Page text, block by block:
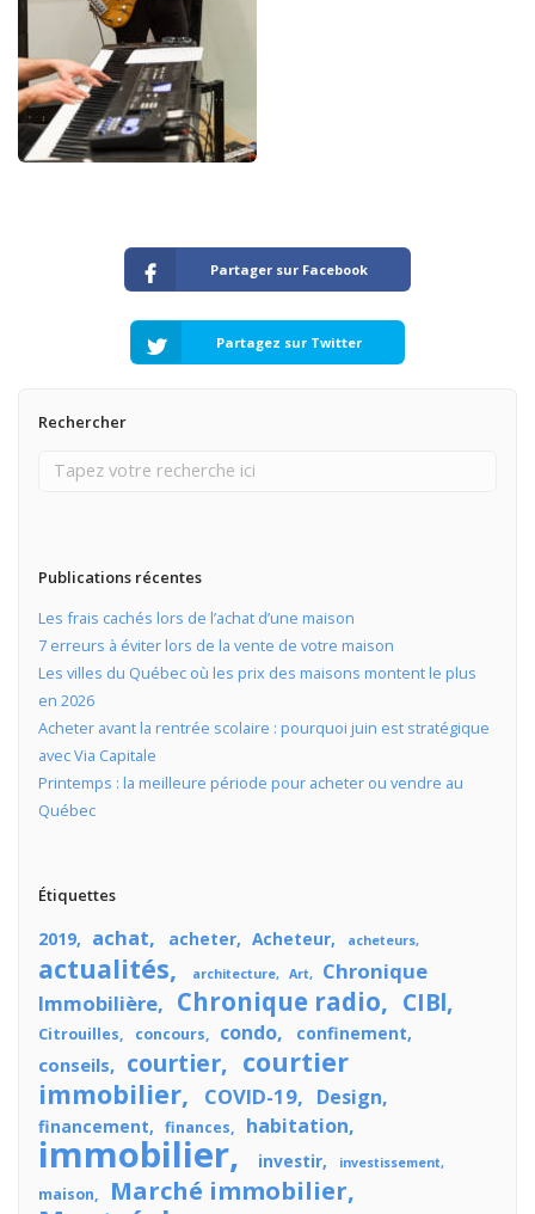
Partager sur Facebook
Partagez sur Twitter
Rechercher
Publications récentes
Les frais cachés lors de l’achat d’une maison
7 erreurs à éviter lors de la vente de votre maison
Les villes du Québec où les prix des maisons montent le plus
en 2026
Acheter avant la rentrée scolaire : pourquoi juin est stratégique
avec Via Capitale
Printemps : la meilleure période pour acheter ou vendre au
Québec
Étiquettes
2019 achat acheter Acheteur acheteurs
actualités architecture Art
Chronique
Immobilière
Chronique radio CIBl
Citrouilles concours condo confinement
conseils courtier
courtier
immobilier
COVID-19 Design
financement finances habitation
immobilier investir investissement
maison Marché immobilier